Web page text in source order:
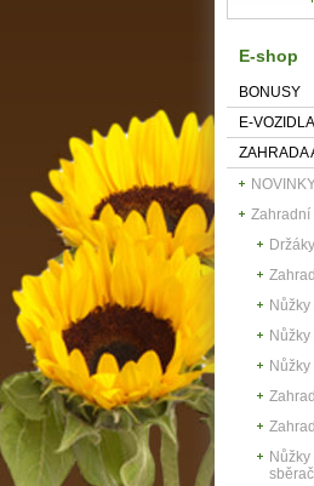
E-shop
BONUSY
E-
ZAHRADA
Nůžky
Nůžky